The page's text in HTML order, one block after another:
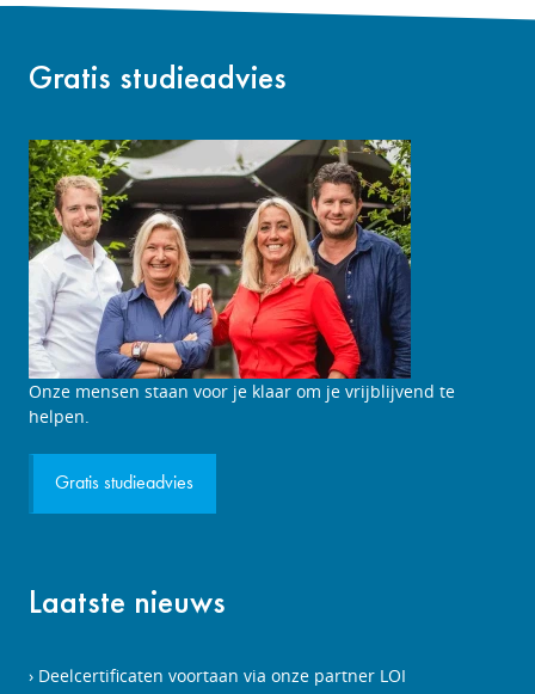
Gratis studieadvies
Studieadviesgesprek
aanvragen
Onze mensen staan voor je klaar om je vrijblijvend te
helpen.
Gratis studieadvies
Laatste nieuws
Deelcertificaten voortaan via onze partner LOI